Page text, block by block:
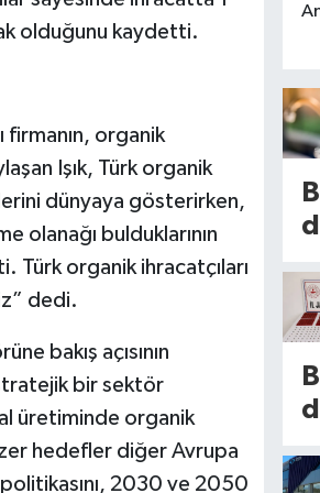
olduğunu kaydetti.
firmanın, organik
Işık, Türk organik
dünyaya gösterirken,
olanağı bulduklarının
Türk organik ihracatçıları
dedi.
bakış açısının
bir sektör
üretiminde organik
hedefler diğer Avrupa
2030 ve 2050
2